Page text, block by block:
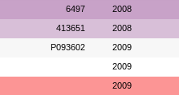
6497 2008
413651 2008
P093602 2009
2009
2009